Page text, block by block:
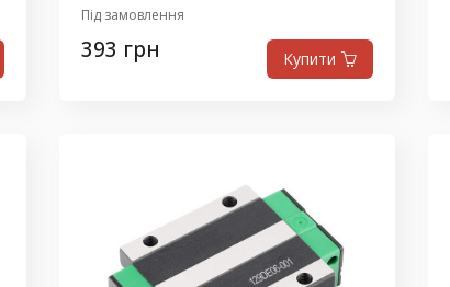
Під замовлення
393 грн Купити